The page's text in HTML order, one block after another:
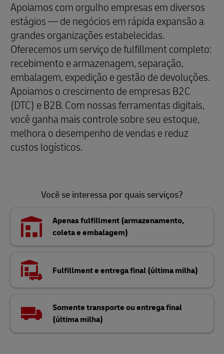
Apoiamos com orgulho empresas em diversos
estágios — de negócios em rápida expansão a
grandes organizações estabelecidas.
Oferecemos um serviço de fulfillment completo:
recebimento e armazenagem, separação,
embalagem, expedição e gestão de devoluções.
Apoiamos o crescimento de empresas B2C
(DTC) e B2B. Com nossas ferramentas digitais,
você ganha mais controle sobre seu estoque,
melhora o desempenho de vendas e reduz
custos logísticos.
Você se interessa por quais serviços?
Apenas fulfillment (armazenamento,
coleta e embalagem)
Fulfillment e entrega final (última milha)
Somente transporte ou entrega final
(última milha)